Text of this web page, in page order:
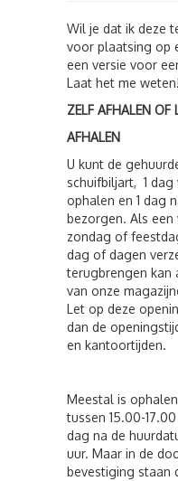
Wil je dat ik deze
voor plaatsing op
een versie voor
Laat het me weten!
ZELF AFHALEN OF
AFHALEN
U kunt de
schuifbiljart, 1
ophalen en 1 dag
bezorgen. Als een
zondag of
dag of dagen
terugbrengen kan
van onze
Let op deze
dan de
en kantoortijden.
Meestal is
tussen 15.00-
dag na de
uur. Maar in de
bevestiging staan